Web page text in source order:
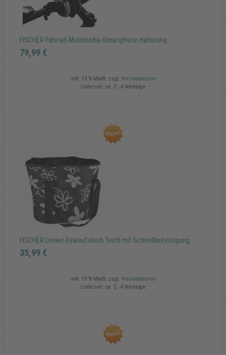
FISCHER Fahrrad-Multimedia-Smartphone Halterung
79,99 €
FISCHER Fahrrad-Multimedia-Smartphone Halterung
79,99 €
In den Warenkorb
inkl. 19 % MwSt. zzgl. Versandkosten
Lieferzeit: ca. 2 - 4 Werktage
FISCHER Lenker-Einkaufskorb Textil mit Schnellbefestigung
35,99 €
FISCHER Lenker-Einkaufskorb Textil mit Schnellbefestigung
inkl. 19 % MwSt. zzgl. Versandkosten
Lieferzeit: ca. 2 - 4 Werktage